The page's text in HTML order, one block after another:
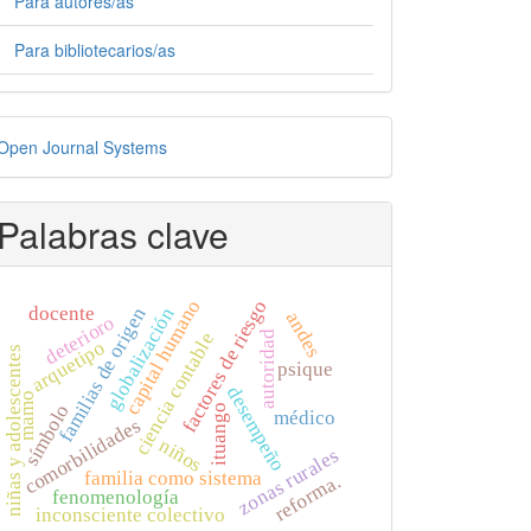
Para bibliotecarios/as
Journal Systems
clave
ciencia contable
capital humanofactores de riesgo
comorbilidades
autoridad
familia como sistema
familias de origen
niños
niñas y adolescentes globalización
desempeño
zonas rurales
inconsciente colectivo
símbolo
arquetipo
fenomenología
psique
médico
deterioro
ituango
andes
docente
reforma.
mamo